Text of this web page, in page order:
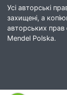
Усі авторські
захищені, а
авторських прав
Mendel Polska.